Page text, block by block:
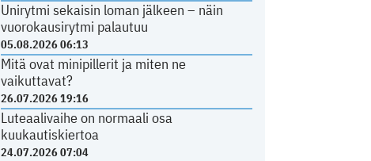
Unirytmi sekaisin loman jälkeen – näin
vuorokausirytmi palautuu
05.08.2026 06:13
Mitä ovat minipillerit ja miten ne
vaikuttavat?
26.07.2026 19:16
Luteaalivaihe on normaali osa
kuukautiskiertoa
24.07.2026 07:04